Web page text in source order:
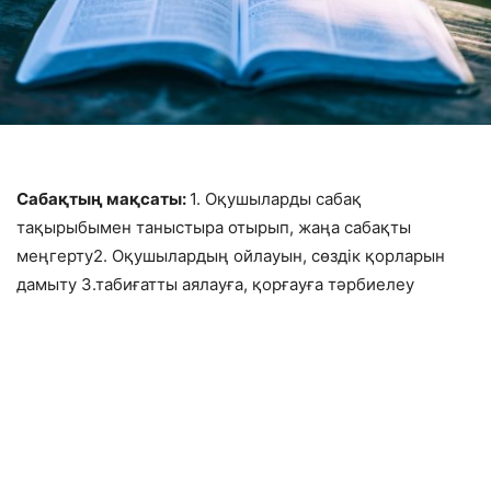
Сабақтың мақсаты: 1. Оқушыларды сабақ
тақырыбымен таныстыра отырып, жаңа сабақты
меңгерту2. Оқушылардың ойлауын, сөздік қорларын
дамыту 3.табиғатты аялауға, қорғауға тәрбиелеу